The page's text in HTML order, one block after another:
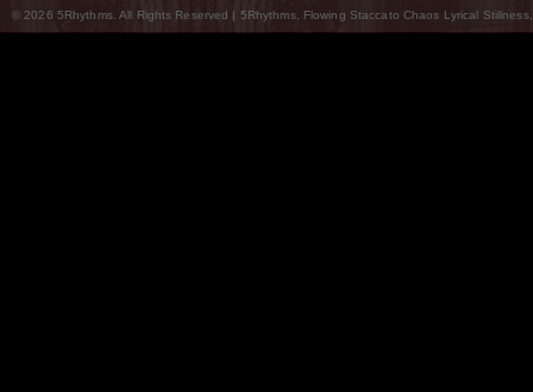
© 2026 5Rhythms. All Rights Reserved | 5Rhythms, Flowing Staccato Chaos Lyrical